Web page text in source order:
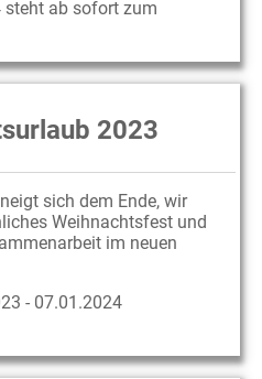
steht ab sofort zum
2023
sich dem Ende, wir
Weihnachtsfest und
im neuen
- 07.01.2024